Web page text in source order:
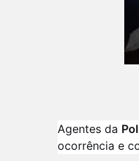
Agentes da
ocorrência e